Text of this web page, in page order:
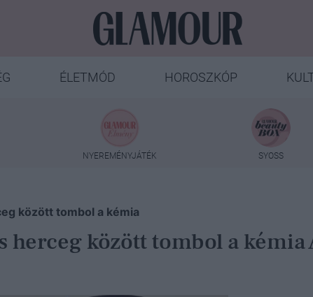
ÉLETMÓD HOROSZKÓP
NYEREMÉNYJÁTÉK SYOSS
között tombol a kémia
között tombol a